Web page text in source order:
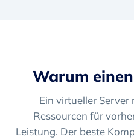
Warum
Ein virtueller
Ressourcen für
Leistung. Der beste